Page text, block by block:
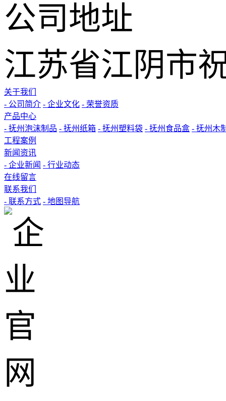
公司地址
江苏省江阴市
关于我们
- 公司简介 - 企业文化 - 荣誉资质
产品中心
- 抚州泡沫制品 - 抚州纸箱 - 抚州塑料袋 - 抚州食品盒 - 抚州木
工程案例
新闻资讯
- 企业新闻 - 行业动态
在线留言
联系我们
- 联系方式 - 地图导航